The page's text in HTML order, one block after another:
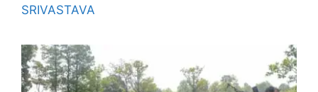
SRIVASTAVA